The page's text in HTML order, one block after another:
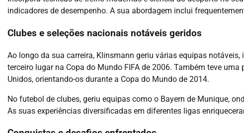
indicadores de desempenho. A sua abordagem inclui
Clubes e seleções nacionais notáveis geridos
Ao longo da sua carreira, Klinsmann geriu várias equipas
terceiro lugar na Copa do Mundo FIFA de 2006. Também teve
Unidos, orientando-os durante a Copa do Mundo de 2014.
No futebol de clubes, geriu equipas como o Bayern de Munique,
As suas experiências diversificadas em diferentes ligas